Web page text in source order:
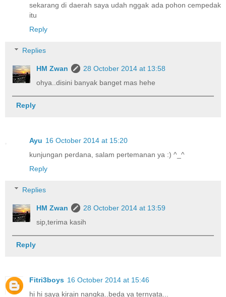
sekarang di daerah saya udah nggak ada pohon cempedak
itu
Reply
Replies
HM Zwan
28 October 2014 at 13:58
ohya..disini banyak banget mas hehe
Reply
Ayu 16 October 2014 at 15:20
kunjungan perdana, salam pertemanan ya :) ^_^
Reply
Replies
HM Zwan
28 October 2014 at 13:59
sip,terima kasih
Reply
Fitri3boys 16 October 2014 at 15:46
hi hi saya kirain nangka..beda ya ternyata...